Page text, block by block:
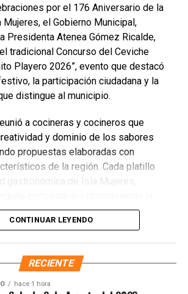
por el 176 Aniversario de la
Mujeres, el Gobierno Municipal,
Presidenta Atenea Gómez Ricalde,
tradicional Concurso del Ceviche
Playero 2026”, evento que destacó
la participación ciudadana y la
distingue al municipio.
a cocineras y cocineros que
y dominio de los sabores
propuestas elaboradas con
de la región. Cada platillo
gastronómica de Isla Mujeres,
tradiciones culinarias que han dado
CONTINUAR LEYENDO
RECIENTE
hace 1 hora